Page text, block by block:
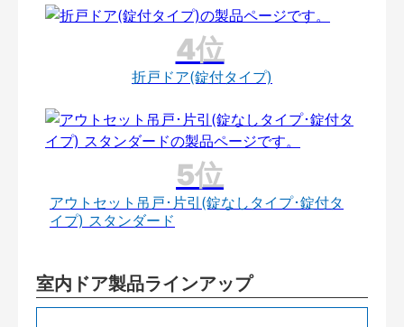
折戸ドア(錠付タイプ)
アウトセット吊戸･片引(錠なしタイプ･錠付タ
イプ) スタンダード
室内ドア製品ラインアップ